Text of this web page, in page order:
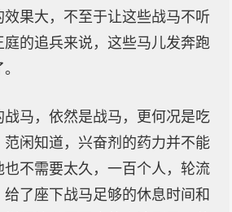
果大，不至于让这些战马不听
的追兵来说，这些马儿发奔跑
战马，依然是战马，更何况是吃
范闲知道，兴奋剂的药力并不能
也不需要太久，一百个人，轮流
了座下战马足够的休息时间和